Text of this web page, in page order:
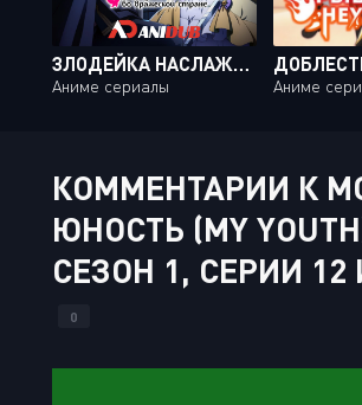
ЗЛОДЕЙКА НАСЛАЖДАЕТСЯ СВОЕЙ СЕДЬМОЙ ЖИЗНЬЮ В КАЧЕСТВЕ СВОБОДОЛЮБИВОЙ НЕВЕСТЫ ВО ВРАЖЕСКОЙ СТРАНЕ / LOOP 7-KAIME NO AKUYAKU REIJOU WA, MOTO TEKIKOKU DE JIYUU KIMAMA NA HANAYOME SEIKATSU WO MANKITSU SURU [12 ИЗ 12]
Аниме сериалы Аниме
КОММЕНТАРИИ К
ЮНОСТЬ (MY
СЕЗОН 1, СЕРИИ 12
0